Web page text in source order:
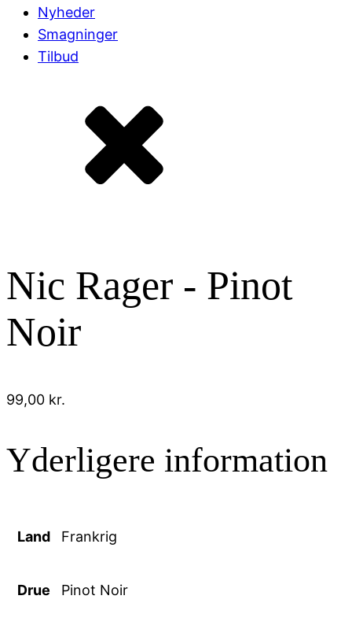
Nyheder
Smagninger
Tilbud
Nic Rager - Pinot
Noir
99,00 kr.
Yderligere information
Land Frankrig
Drue Pinot Noir